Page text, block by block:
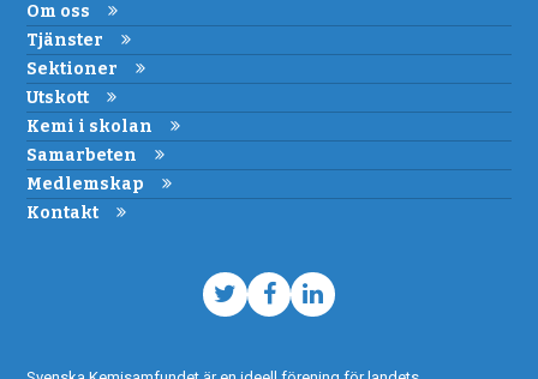
Om oss
Tjänster
Sektioner
Utskott
Kemi i skolan
Samarbeten
Medlemskap
Kontakt
TwitterFacebook
LinkedIn